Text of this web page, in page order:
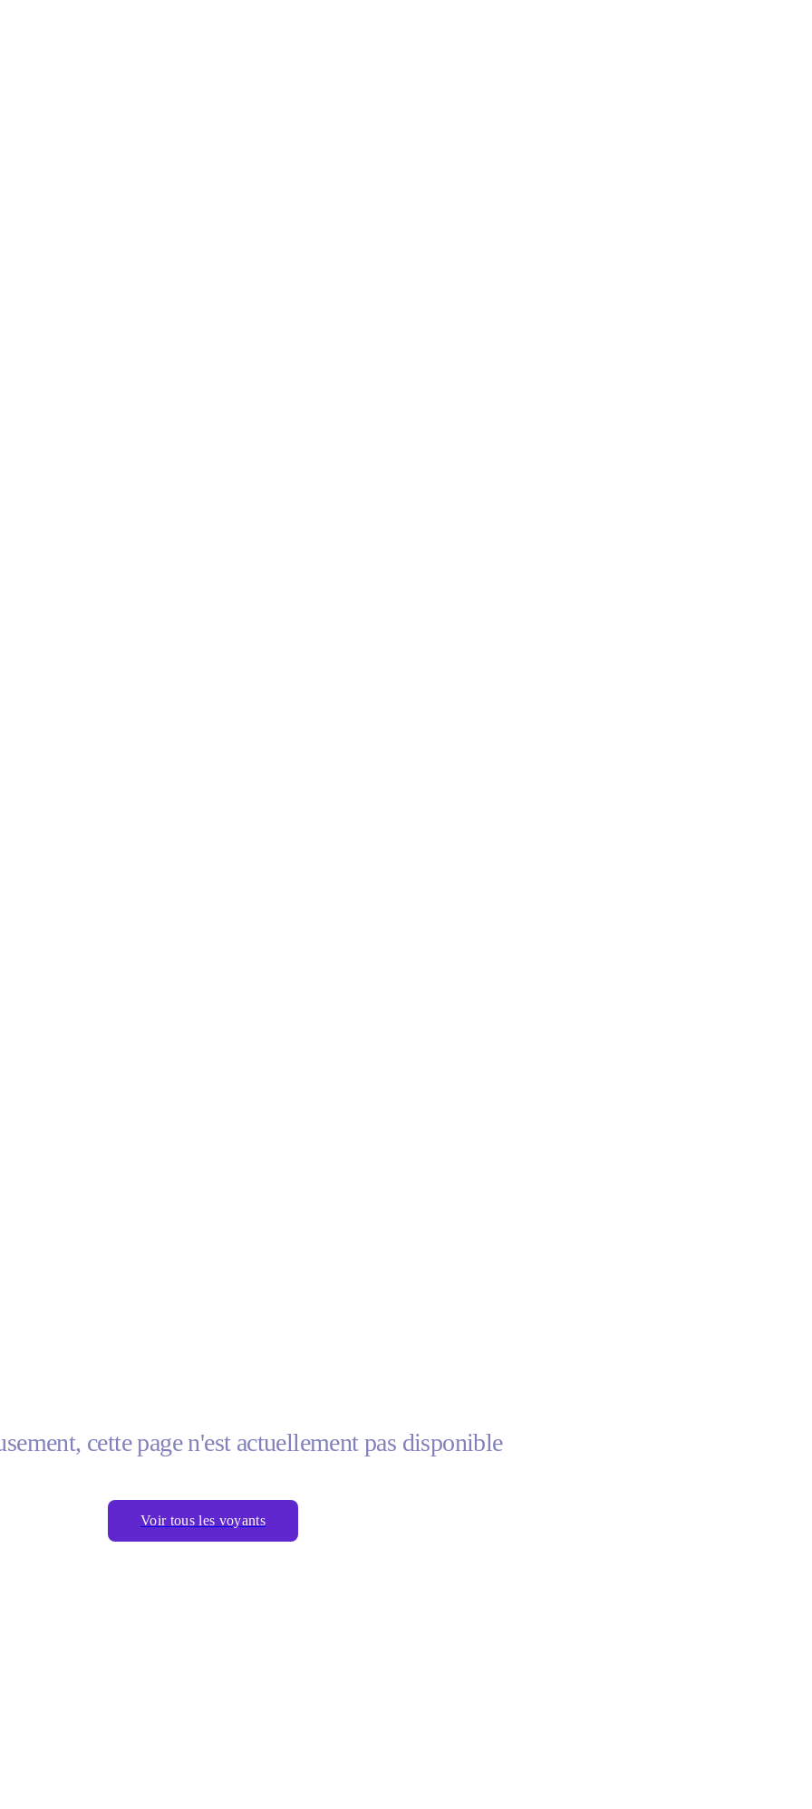
cette page n'est actuellement pas disponible
Voir tous les voyants